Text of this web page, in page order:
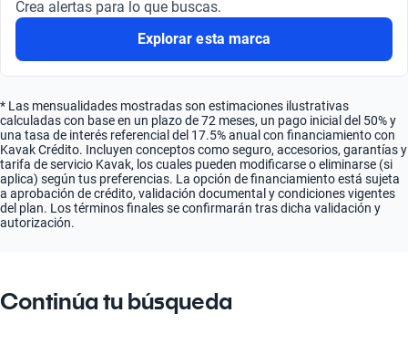
Crea alertas para lo que buscas.
Explorar esta marca
* Las mensualidades mostradas son estimaciones ilustrativas
calculadas con base en un plazo de 72 meses, un pago inicial del 50% y
una tasa de interés referencial del 17.5% anual con financiamiento con
Kavak Crédito. Incluyen conceptos como seguro, accesorios, garantías y
tarifa de servicio Kavak, los cuales pueden modificarse o eliminarse (si
aplica) según tus preferencias. La opción de financiamiento está sujeta
a aprobación de crédito, validación documental y condiciones vigentes
del plan. Los términos finales se confirmarán tras dicha validación y
autorización.
Continúa tu búsqueda